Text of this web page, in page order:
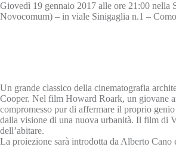
Giovedì 19 gennaio 2017 alle ore 21:00 nella
Novocomum) – in viale Sinigaglia n.1 –
Un grande classico della cinematografia
Cooper. Nel film Howard Roark, un giovane
compromesso pur di affermare il proprio
dalla visione di una nuova urbanità. Il film di
dell’abitare.
La proiezione sarà introdotta da Alberto Cano